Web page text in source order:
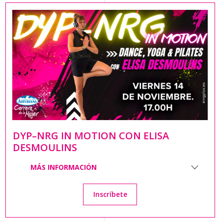
DYP–NRG IN MOTION CON ELISA
DESMOULINS
MÁS INFORMACIÓN
Inscríbete